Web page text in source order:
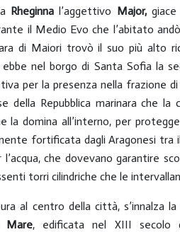
Rheginnal’aggettivo Major,
il Medio Evo che l’abitato
di Maiori trovò il suo più alto
nel borgo di Santa Sofia la
per la presenza nella frazione di
della Repubblica marinara che
domina all’interno, per
fortificata dagli Aragonesi tra il
che dovevano garantire
torri cilindriche che le
al centro della città, s’innalza
Mare, edificata nel XIII secolo